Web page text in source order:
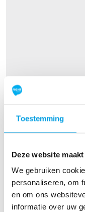
Toestemming
Deze website
We gebruiken
personaliseren, om
en om ons
informatie over uw